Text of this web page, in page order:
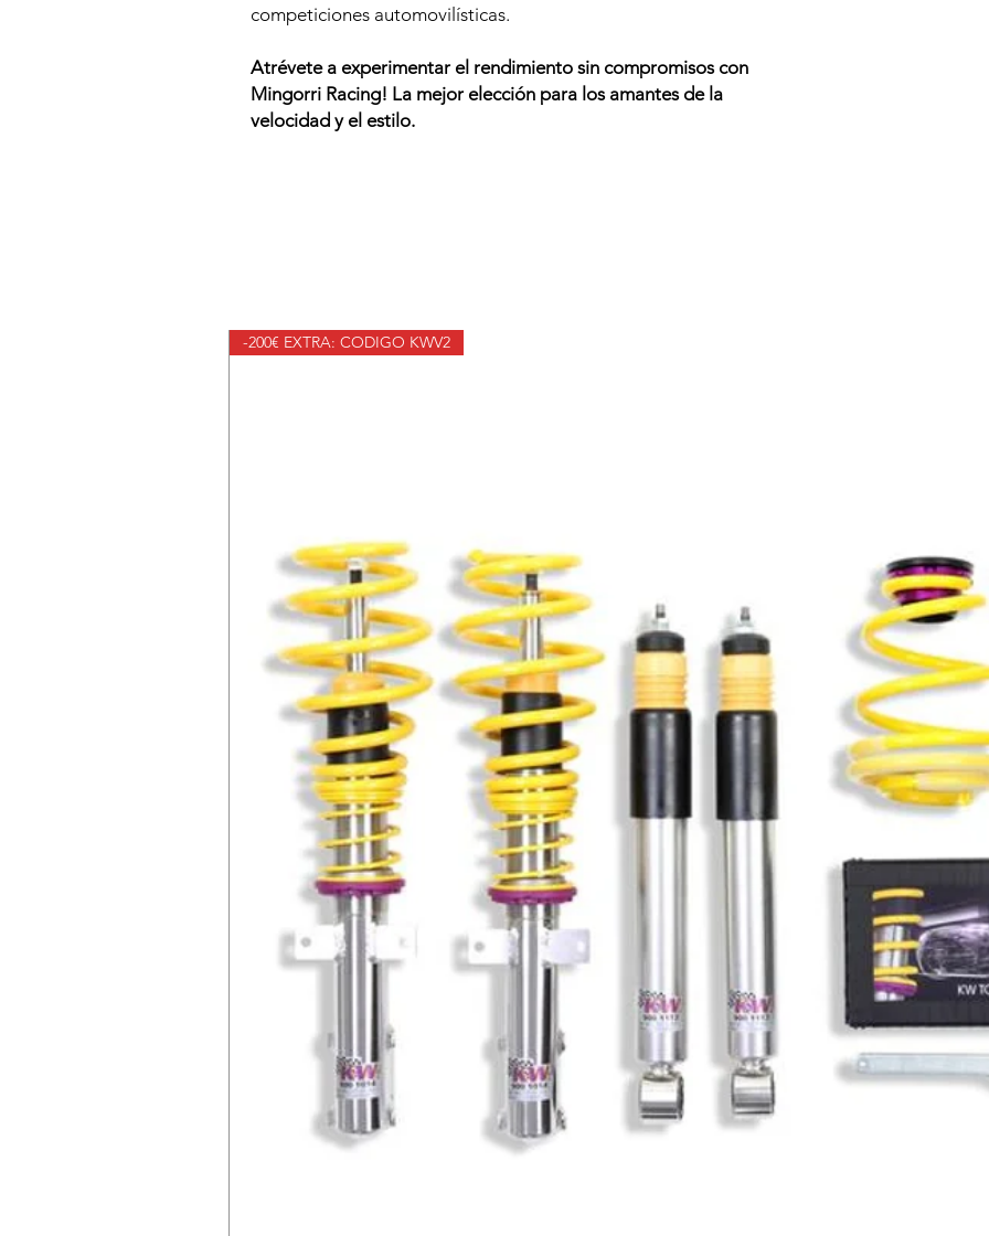
competiciones automovilísticas.
Atrévete a experimentar el rendimiento sin compromisos con
Mingorri Racing! La mejor elección para los amantes de la
velocidad y el estilo.
-200€ EXTRA: CODIGO KWV2